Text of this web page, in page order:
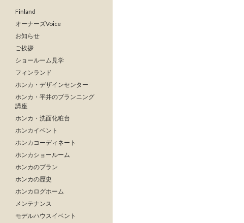
Finland
オーナーズVoice
お知らせ
ご挨拶
ショールーム見学
フィンランド
ホンカ・デザインセンター
ホンカ・平井のプランニング
講座
ホンカ・洗面化粧台
ホンカイベント
ホンカコーディネート
ホンカショールーム
ホンカのプラン
ホンカの歴史
ホンカログホーム
メンテナンス
モデルハウスイベント